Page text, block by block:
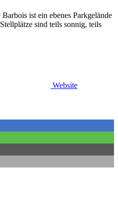
ist ein ebenes Parkgelände
sind teils sonnig, teils
Website